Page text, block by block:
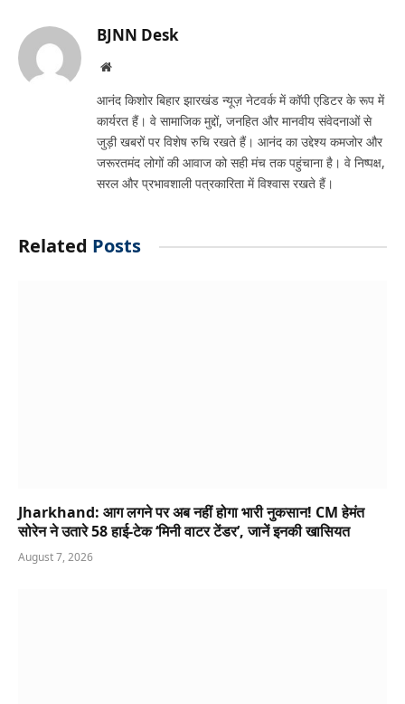
BJNN Desk
Website
आनंद किशोर बिहार झारखंड न्यूज़ नेटवर्क में कॉपी एडिटर के रूप में
कार्यरत हैं। वे सामाजिक मुद्दों, जनहित और मानवीय संवेदनाओं से
जुड़ी खबरों पर विशेष रुचि रखते हैं। आनंद का उद्देश्य कमजोर और
जरूरतमंद लोगों की आवाज को सही मंच तक पहुंचाना है। वे निष्पक्ष,
सरल और प्रभावशाली पत्रकारिता में विश्वास रखते हैं।
Related Posts
Jharkhand: आग लगने पर अब नहीं होगा भारी नुकसान! CM हेमंत
सोरेन ने उतारे 58 हाई-टेक ‘मिनी वाटर टेंडर’, जानें इनकी खासियत
August 7, 2026